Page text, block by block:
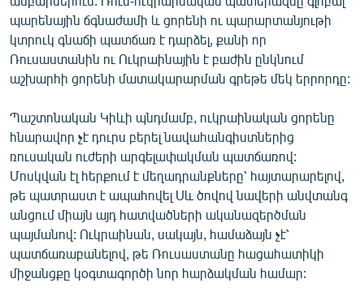
պարենային ճգնաժամի և ցորենի ու պարարտանյութի
կտրուկ գնաճի պատճառ է դարձել, քանի որ
Ռուսաստանին ու Ուկրաինային է բաժին ընկնում
աշխարհի ցորենի մատակարարման գրեթե մեկ երրորդը:
Պաշտոնական Կիևի պնդմամբ, ուկրաինական ցորենը
հնարավոր չէ դուրս բերել նավահանգիստներից
ռուսական ուժերի արգելափակման պատճառով:
Մոսկվան էլ հերքում է մեղադրանքները՝ հայտարարելով,
թե պատրաստ է ապահովել Սև ծովով նավերի անվտանգ
անցում միայն այդ հատվածների ականազերծման
պայմանով: Ուկրաինան, սակայն, համաձայն չէ՝
պատճառաբանելով, թե Ռուսաստանը հացահատիկի
միջանցքը կօգտագործի նոր հարձակման համար: